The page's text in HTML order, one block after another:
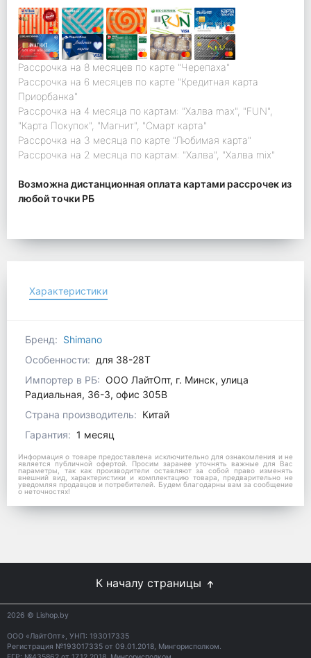
Рассрочка на 8 месяцев по карте "Черепаха"
Рассрочка на 6 месяцев по карте "Кредитная карта
Приорбанка"
Рассрочка на 4 месяца по картам: "Халва max", "FUN",
"Карта Покупок", "Магнит", "Смарт карта"
Рассрочка на 3 месяца по карте "Любимая карта"
Рассрочка на 2 месяца по картам: "Халва", "Халва mix"
Возможна дистанционная оплата картами рассрочек из
любой точки РБ
Характеристики
Бренд: Shimano
Особенности: для 38-28T
Импортер в РБ: ООО ЛайтОпт, г. Минск, улица
Радиальная, 36-3, офис 305В
Страна производитель: Китай
Гарантия: 1 месяц
Информация о товаре предоставлена исключительно для ознакомления и не
является публичной офертой. Просим заранее уточнять важные для Вас
параметры, так как производители оставляют за собой право изменять
внешний вид, характеристики и комплектацию товара, предварительно не
уведомляя продавцов и потребителей. Будем благодарны вам за сообщение
о неточностях!
К началу страницы
2026 © Lishop.by
ООО «ЛайтОпт», УНП: 193017335
Регистрация №193017335 от 09.01.2018, Мингорисполком.